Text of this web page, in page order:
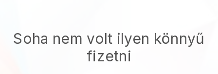
Soha nem volt ilyen könnyű
fizetni